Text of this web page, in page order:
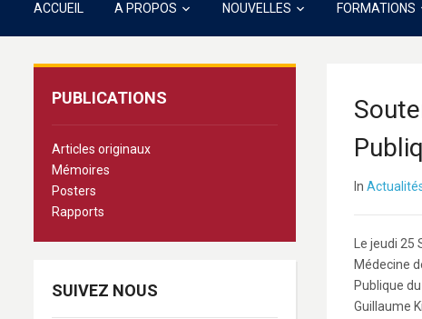
ACCUEIL A PROPOS NOUVELLES FORMATIONS
PUBLICATIONS
Articles originaux
Mémoires
Posters
Rapports
SUIVEZ NOUS
In
Le jeudi
Médecine
Publique
Guillaume